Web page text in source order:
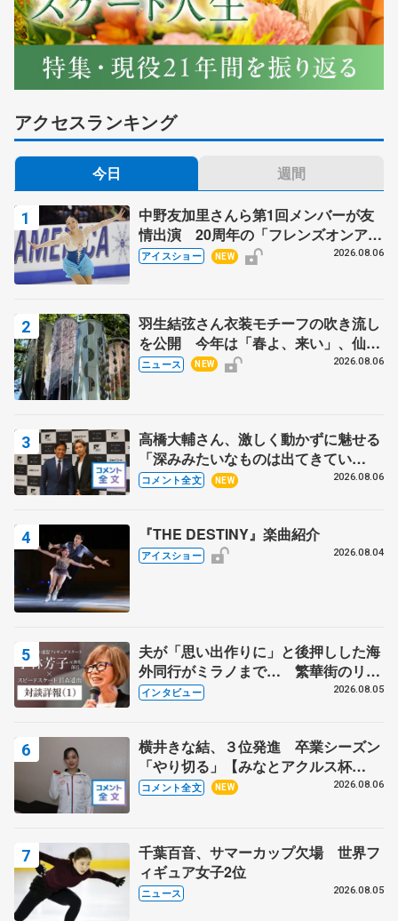
アクセスランキング
今日 週間
中野友加里さんら第1回メンバーが友
情出演 20周年の「フレンズオンアイ
ス」 宮本賢二さん、有川梨絵さん、
アイスショー NEW 2026.08.06
羽生結弦さん衣装モチーフの吹き流し
を公開 今年は「春よ、来い」、仙台
の瑞鳳殿
ニュース NEW 2026.08.06
高橋大輔さん、激しく動かずに魅せる
「深みみたいなものは出てきてい
る？」 〝兄さん〟と慕うレジェンド
コメント全文 NEW 2026.08.06
『THE DESTINY』楽曲紹介
アイスショー 2026.08.04
夫が「思い出作りに」と後押しした海
外同行がミラノまで… 繁華街のリン
クでは不良のお兄さんも味方に 小林
インタビュー 2026.08.05
横井きな結、３位発進 卒業シーズン
「やり切る」【みなとアクルス杯
SP】
コメント全文 NEW 2026.08.06
千葉百音、サマーカップ欠場 世界フ
ィギュア女子2位
ニュース 2026.08.05